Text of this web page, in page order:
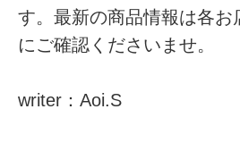
す。最新の商品情報は各お
にご確認くださいませ。
writer：Aoi.S